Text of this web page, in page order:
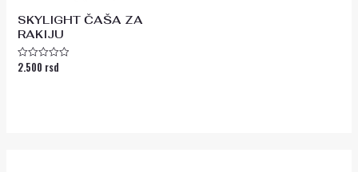
SKYLIGHT ČAŠA ZA
RAKIJU
Ocenjeno
2.500 rsd